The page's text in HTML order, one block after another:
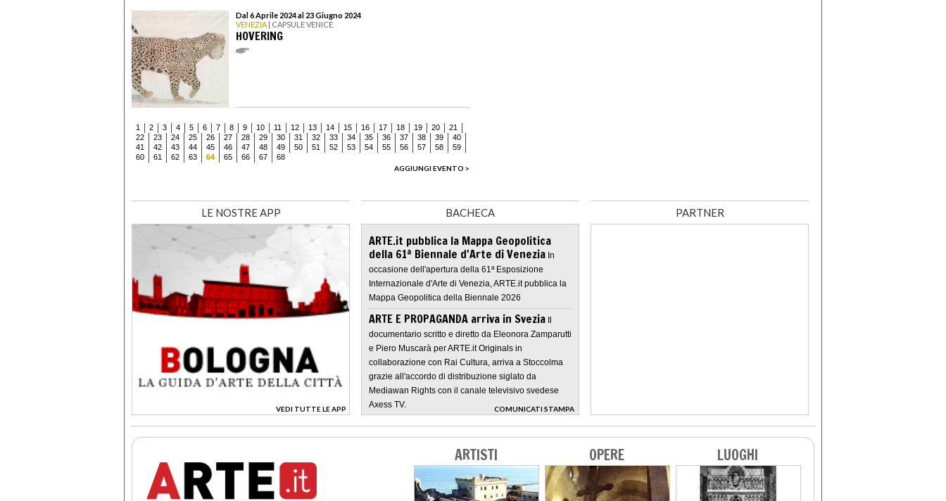
Dal 6 Aprile 2024 al 23 Giugno 2024
VENEZIA | CAPSULE VENICE
HOVERING
1 2 3 4 5 6 7 8 9 10 11 12 13 14 15 16 17 18 19 20
21
22
23 24 25 26 27 28 29 30 31 32 33 34 35 36 37 38 39
40
41
42 43 44 45 46 47 48 49 50 51 52 53 54 55 56 57 58
59
60
61 62 63 64 65 66 67
68
AGGIUNGI EVENTO >
LE NOSTRE APP
VEDI TUTTE LE APP
>
BACHECA
ARTE.it pubblica la Mappa Geopolitica
della 61ª Biennale d'Arte di Venezia In
occasione dell'apertura della 61ª Esposizione
Internazionale d'Arte di Venezia, ARTE.it pubblica la
Mappa Geopolitica della Biennale 2026
ARTE E PROPAGANDA arriva in Svezia Il
documentario scritto e diretto da Eleonora Zamparutti
e Piero Muscarà per ARTE.it Originals in
collaborazione con Rai Cultura, arriva a Stoccolma
grazie all'accordo di distribuzione siglato da
Mediawan Rights con il canale televisivo svedese
Axess TV.
COMUNICATI STAMPA
>
PARTNER
ARTISTI OPERE LUOGHI